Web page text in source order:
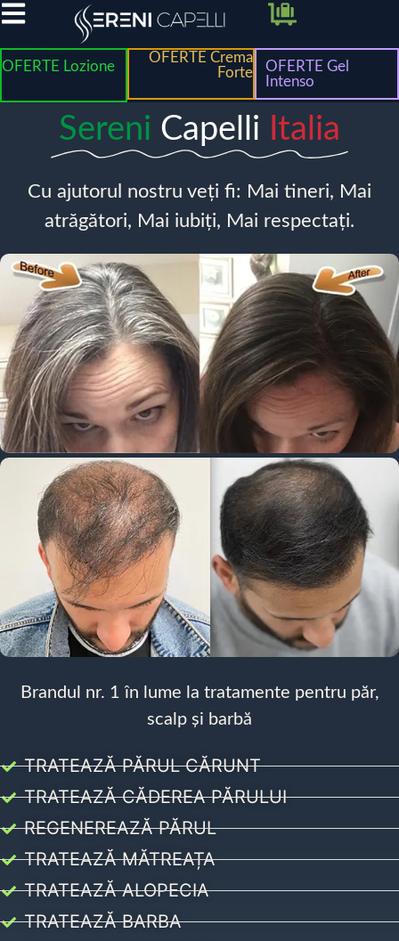
OFERTE Lozione
OFERTE Crema
Forte
OFERTE Gel
Intenso
Sereni Capelli Italia
Cu ajutorul nostru veți fi: Mai tineri, Mai
atrăgători, Mai iubiți, Mai respectați.
Brandul nr. 1 în lume la tratamente pentru păr,
scalp și barbă
TRATEAZĂ PĂRUL CĂRUNT
TRATEAZĂ CĂDEREA PĂRULUI
REGENEREAZĂ PĂRUL
TRATEAZĂ MĂTREAȚA
TRATEAZĂ ALOPECIA
TRATEAZĂ BARBA